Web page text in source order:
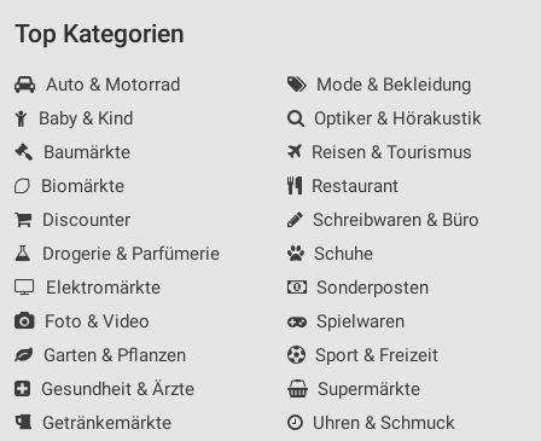
Top Kategorien
Auto & Motorrad
Baby & Kind
Baumärkte
Biomärkte
Discounter
Drogerie & Parfümerie
Elektromärkte
Foto & Video
Garten & Pflanzen
Gesundheit & Ärzte
Getränkemärkte
Mode & Bekleidung
Optiker & Hörakustik
Reisen & Tourismus
Restaurant
Schreibwaren & Büro
Schuhe
Sonderposten
Spielwaren
Sport & Freizeit
Supermärkte
Uhren & Schmuck